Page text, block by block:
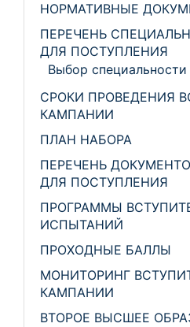
НОРМАТИВНЫЕ
ПЕРЕЧЕНЬ
ДЛЯ ПОСТУПЛЕНИЯ
Выбор специальности
СРОКИ ПРОВЕДЕНИЯ
КАМПАНИИ
ПЛАН НАБОРА
ПЕРЕЧЕНЬ
ДЛЯ ПОСТУПЛЕНИЯ
ПРОГРАММЫ
ИСПЫТАНИЙ
ПРОХОДНЫЕ БАЛЛЫ
МОНИТОРИНГ
КАМПАНИИ
ВТОРОЕ ВЫСШЕЕ